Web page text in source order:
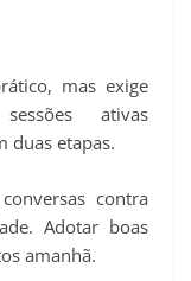
mas exige
ativas
duas etapas.
contra
Adotar boas
amanhã.